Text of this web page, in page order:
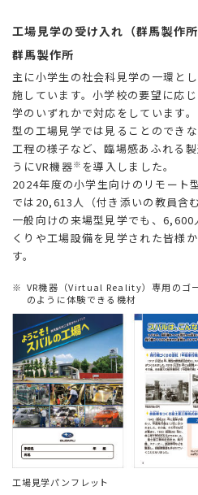
工場見学の受け入れ（群馬製作
群馬製作所
主に小学生の社会科見学の一環と
施しています。小学校の要望に応
学のいずれかで対応をしています
型の工場見学では見ることのでき
工程の様子など、臨場感あふれる
うにVR機器※ を導入しました。
2024年度の小学生向けのリモート
では20,613人（付き添いの教員含
一般向けの来場型見学でも、
くりや工場設備を見学された皆様
す。
※ VR機器（Virtual Reality）専用のゴ
のように体験できる機材
工場見学パンフレット